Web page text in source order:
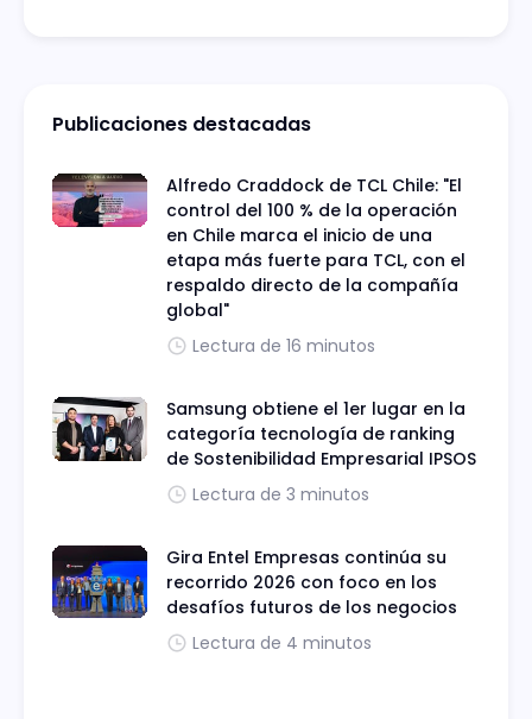
Publicaciones destacadas
Alfredo Craddock de TCL Chile: "El
control del 100 % de la operación
en Chile marca el inicio de una
etapa más fuerte para TCL, con el
respaldo directo de la compañía
global"
Lectura de 16 minutos
Samsung obtiene el 1er lugar en la
categoría tecnología de ranking
de Sostenibilidad Empresarial IPSOS
Lectura de 3 minutos
Gira Entel Empresas continúa su
recorrido 2026 con foco en los
desafíos futuros de los negocios
Lectura de 4 minutos